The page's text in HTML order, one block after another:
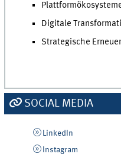
Digitale
Strategische
SOCIAL MEDIA
LinkedIn
Instagram